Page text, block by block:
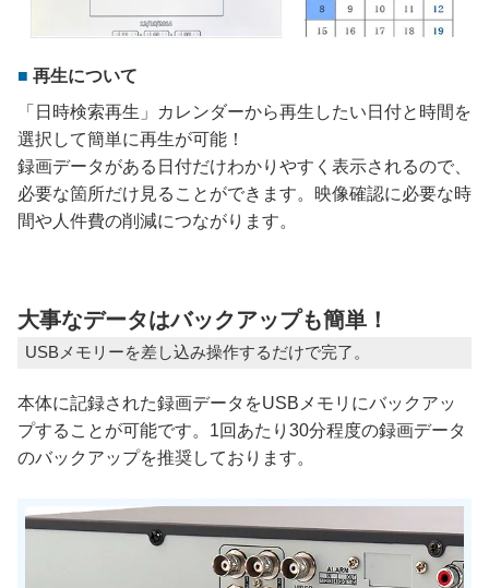
再生について
「日時検索再生」カレンダーから再生したい日付と時間を
選択して簡単に再生が可能！
録画データがある日付だけわかりやすく表示されるので、
必要な箇所だけ見ることができます。映像確認に必要な時
間や人件費の削減につながります。
大事なデータはバックアップも簡単！
USBメモリーを差し込み操作するだけで完了。
本体に記録された録画データをUSBメモリにバックアッ
プすることが可能です。1回あたり30分程度の録画データ
のバックアップを推奨しております。